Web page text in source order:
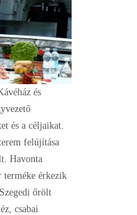
és
és a céljaikat.
felújítása
Havonta
terméke érkezik
őrölt
csabai